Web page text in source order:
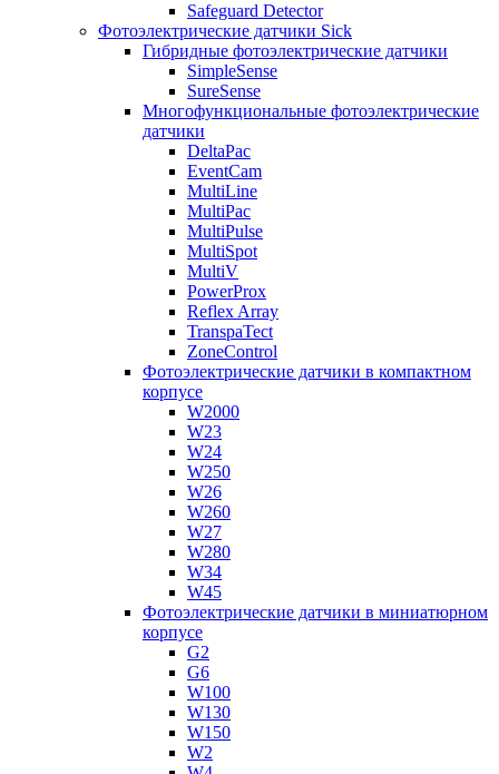
Safeguard Detector
Фотоэлектрические датчики Sick
Гибридные фотоэлектрические датчики
SimpleSense
SureSense
Многофункциональные фотоэлектрические
датчики
DeltaPac
EventCam
MultiLine
MultiPac
MultiPulse
MultiSpot
MultiV
PowerProx
Reflex Array
TranspaTect
ZoneControl
Фотоэлектрические датчики в компактном
корпусе
W2000
W23
W24
W250
W26
W260
W27
W280
W34
W45
Фотоэлектрические датчики в миниатюрном
корпусе
G2
G6
W100
W130
W150
W2